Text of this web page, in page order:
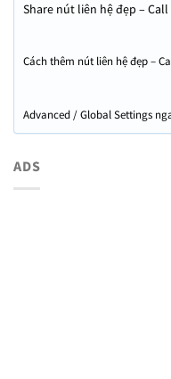
Share nút liên hệ đẹp –
Cách thêm nút liên hệ đẹp –
Advanced / Global Settings
ADS